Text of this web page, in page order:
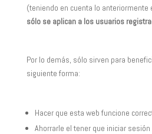
(teniendo en cuenta lo anteriormente
sólo se aplican a los usuarios
Por lo demás, sólo sirven para
siguiente forma:
Hacer que esta web funcione
Ahorrarle el tener que iniciar